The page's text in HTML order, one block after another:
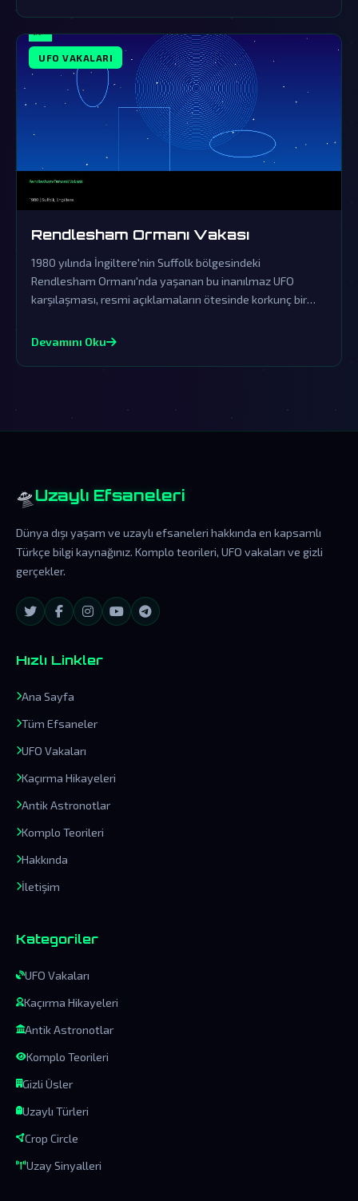
UFO VAKALARI
Rendlesham Ormanı Vakası
1980 yılında İngiltere'nin Suffolk bölgesindeki
Rendlesham Ormanı'nda yaşanan bu inanılmaz UFO
karşılaşması, resmi açıklamaların ötesinde korkunç bir
yerinde bulunan gizemli izler, dünya dışı varlıkların
Devamını Oku
🛸 Uzaylı Efsaneleri
Dünya dışı yaşam ve uzaylı efsaneleri hakkında en kapsamlı
Türkçe bilgi kaynağınız. Komplo teorileri, UFO vakaları ve gizli
gerçekler.
Hızlı Linkler
Ana Sayfa
Tüm Efsaneler
UFO Vakaları
Kaçırma Hikayeleri
Antik Astronotlar
Komplo Teorileri
Hakkında
İletişim
Kategoriler
UFO Vakaları
Kaçırma Hikayeleri
Antik Astronotlar
Komplo Teorileri
Gizli Üsler
Uzaylı Türleri
Crop Circle
Uzay Sinyalleri